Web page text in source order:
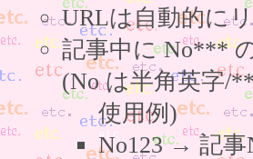
URLは自動的に
記事中に No***
(No は半角英字/
使用例)
No123 → 記事